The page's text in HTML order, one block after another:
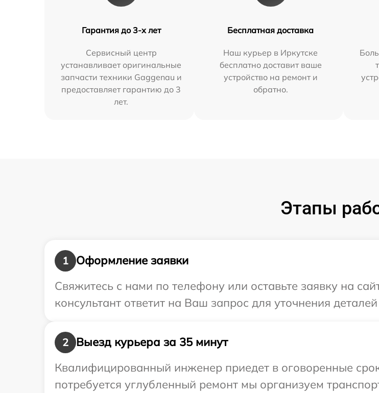
Гарантия до 3-х лет
Сервисный центр
устанавливает оригинальные
запчасти техники Gaggenau и
предоставляет гарантию до 3
лет.
Бесплатная доставка
Наш курьер в Иркутске
бесплатно доставит ваше
устройство на ремонт и
обратно.
Этапы
1
Оформление заявки
Свяжитесь с нами по телефону или оставьте заявку на
консультант ответит на Ваш запрос для уточнения
2
Выезд курьера за 35 минут
Квалифицированный инженер приедет в оговоренные
потребуется углубленный ремонт мы организуем